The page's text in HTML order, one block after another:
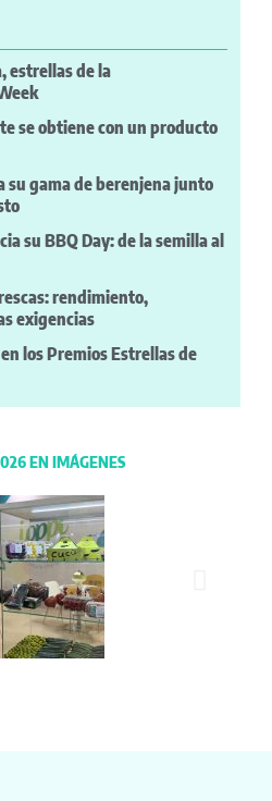
estrellas de la
se obtiene con un producto
su gama de berenjena junto
su BBQ Day: de la semilla al
rendimiento,
exigencias
los Premios Estrellas de
EN IMÁGENES